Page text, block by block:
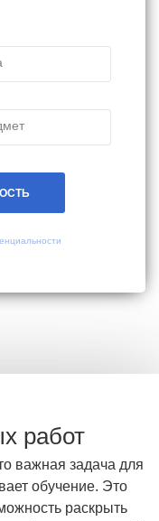
работ
важная задача для
обучение. Это
раскрыть